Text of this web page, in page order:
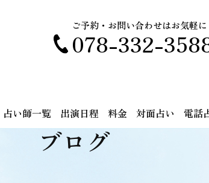
ご予約・お問い合わせはお気軽
078-332-
占い師一覧 出演日程 料金 対面占い 電話
ブログ